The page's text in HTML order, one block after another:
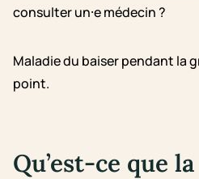
consulter un⸱e médecin ?
Maladie du baiser pendant la
point.
Qu’est-ce que